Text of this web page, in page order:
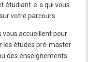
étudiant-e-s qui vous
votre parcours.
vous accueillent pour
les études pré-master
des enseignements